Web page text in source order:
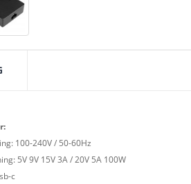
100-240V / 50-60Hz
5V 9V 15V 3A / 20V 5A 100W
c